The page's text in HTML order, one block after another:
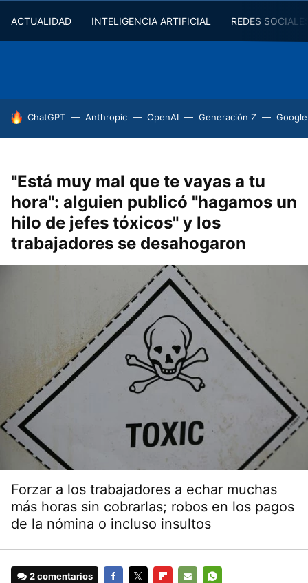
ACTUALIDAD INTELIGENCIA ARTIFICIAL REDES
HOY SE HABLA DE
ChatGPT Anthropic OpenAI Generación Z
"Está muy mal que te vayas a tu
hora": alguien publicó "hagamos un
hilo de jefes tóxicos" y los
trabajadores se desahogaron
Forzar a los trabajadores a echar muchas
más horas sin cobrarlas; robos en los pagos
de la nómina o incluso insultos
2 comentarios